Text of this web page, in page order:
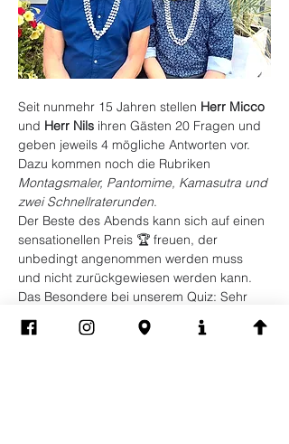
Seit nunmehr 15 Jahren stellen Herr Micco
und Herr Nils ihren Gästen 20 Fragen und
geben jeweils 4 mögliche Antworten vor.
Dazu kommen noch die Rubriken
Montagsmaler, Pantomime, Kamasutra und
zwei Schnellraterunden.
Der Beste des Abends kann sich auf einen
sensationellen Preis 🏆 freuen, der
unbedingt angenommen werden muss
und nicht zurückgewiesen werden kann.
Das Besondere bei unserem Quiz: Sehr
zur Freude des Publikums wird auch der
„Beste von hinten“, sprich der Dümmste